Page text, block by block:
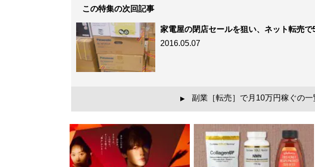
この特集の次回記事
家電屋の閉店セールを狙い、ネット転売で
2016.05.07
▲ 副業［転売］で月10万円稼ぐの一